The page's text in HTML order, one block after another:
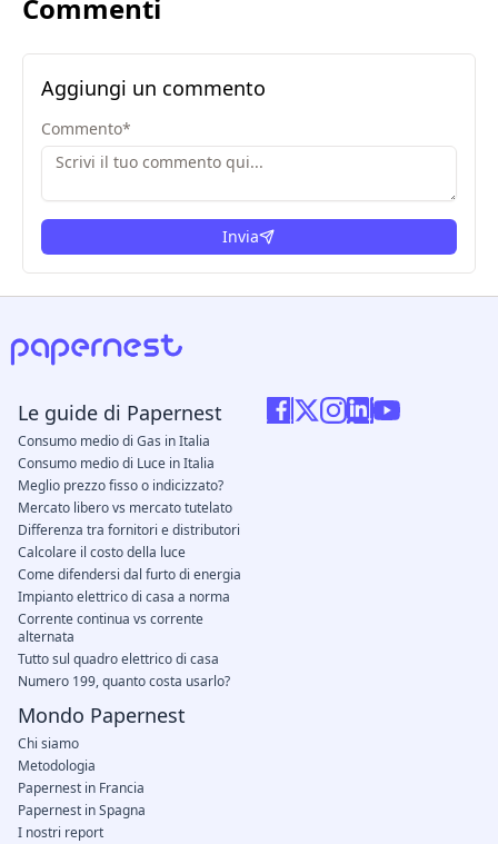
Commenti
Aggiungi un commento
Commento*
Invia
Le guide di Papernest
Consumo medio di Gas in Italia
Consumo medio di Luce in Italia
Meglio prezzo fisso o indicizzato?
Mercato libero vs mercato tutelato
Differenza tra fornitori e distributori
Calcolare il costo della luce
Come difendersi dal furto di energia
Impianto elettrico di casa a norma
Corrente continua vs corrente
alternata
Tutto sul quadro elettrico di casa
Numero 199, quanto costa usarlo?
Mondo Papernest
Chi siamo
Metodologia
Papernest in Francia
Papernest in Spagna
I nostri report